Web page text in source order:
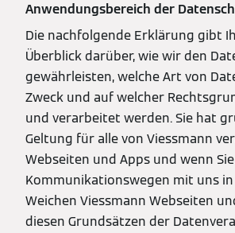
Anwendungsbereich der
Die nachfolgende Erklärung gibt
Überblick darüber, wie wir den
gewährleisten, welche Art von
Zweck und auf welcher
und verarbeitet werden. Sie hat
Geltung für alle von Viessmann
Webseiten und Apps und wenn
Kommunikationswegen mit uns
Weichen Viessmann Webseiten
diesen Grundsätzen der